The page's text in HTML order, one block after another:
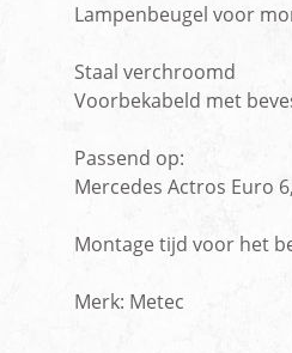
Lampenbeugel voor
Staal verchroomd
Voorbekabeld met
Passend op:
Mercedes Actros Euro
Montage tijd voor het
Merk: Metec